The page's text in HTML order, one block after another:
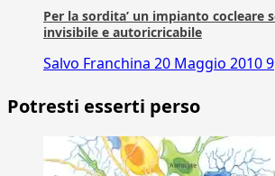
Per la sordita’ un impianto cocleare
invisibile e autoricricabile
Salvo Franchina 20 Maggio 20109
Potresti esserti perso